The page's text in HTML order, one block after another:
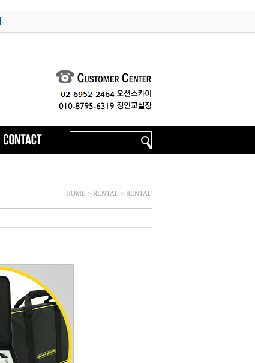
HOME > RENTAL > RENTAL